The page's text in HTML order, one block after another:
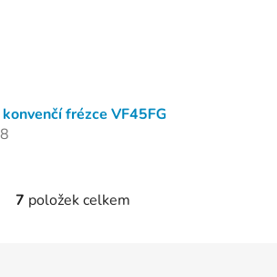
frézce VF45FG
O
7 položek celkem